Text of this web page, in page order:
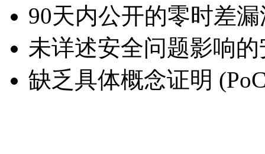
90天内公开的零时差
未详述安全问题影响
缺乏具体概念证明